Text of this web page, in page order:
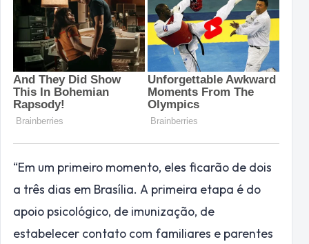
“Em um primeiro momento, eles ficarão de dois
a três dias em Brasília. A primeira etapa é do
apoio psicológico, de imunização, de
estabelecer contato com familiares e parentes